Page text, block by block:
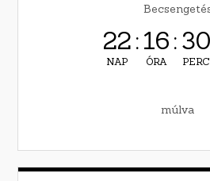
22
NAP
:16
ÓRA
:30
PERC
múlva